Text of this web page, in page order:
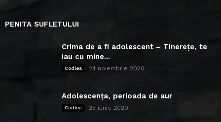
PENITA SUFLETULUI
Crima de a fi adolescent – Tinerețe, te
iau cu mine...
Codlea 24 noiembrie 2020
Adolescența, perioada de aur
Codlea 25 iunie 2020